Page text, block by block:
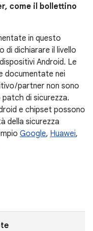
come il bollettino
in questo
di dichiarare il livello
Android. Le
documentate nei
/ partner non sono
patch di sicurezza.
e chipset possono
della sicurezza
Google, Huawei,